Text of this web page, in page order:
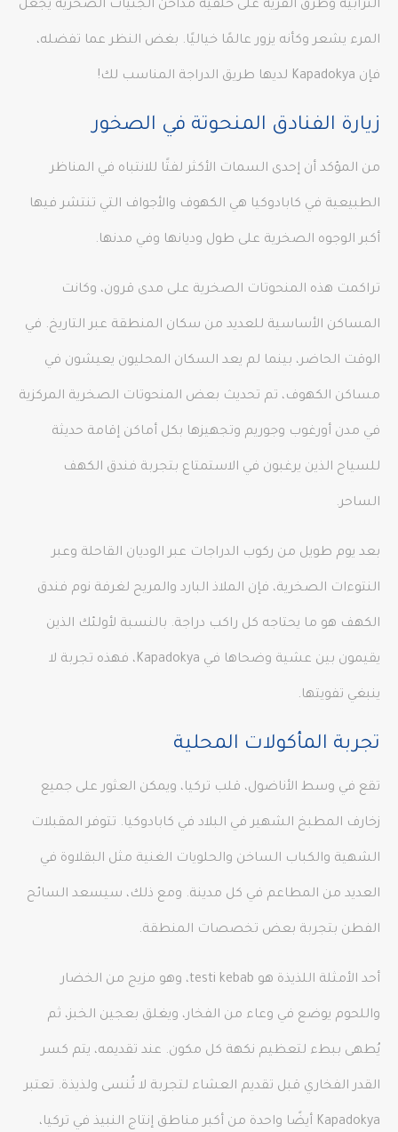
الترابية وطرق القرية على خلفية مداخن الجنيات الصخرية يجعل
المرء يشعر وكأنه يزور عالمًا خياليًا. بغض النظر عما تفضله،
فإن Kapadokya لديها طريق الدراجة المناسب لك!
زيارة الفنادق المنحوتة في الصخور
من المؤكد أن إحدى السمات الأكثر لفتًا للانتباه في المناظر
الطبيعية في كابادوكيا هي الكهوف والأجواف التي تنتشر فيها
أكبر الوجوه الصخرية على طول وديانها وفي مدنها.
تراكمت هذه المنحوتات الصخرية على مدى قرون، وكانت
المساكن الأساسية للعديد من سكان المنطقة عبر التاريخ. في
الوقت الحاضر، بينما لم يعد السكان المحليون يعيشون في
مساكن الكهوف، تم تحديث بعض المنحوتات الصخرية المركزية
في مدن أورغوب وجوريم وتجهيزها بكل أماكن إقامة حديثة
للسياح الذين يرغبون في الاستمتاع بتجربة فندق الكهف
الساحر.
بعد يوم طويل من ركوب الدراجات عبر الوديان القاحلة وعبر
النتوءات الصخرية، فإن الملاذ البارد والمريح لغرفة نوم فندق
الكهف هو ما يحتاجه كل راكب دراجة. بالنسبة لأولئك الذين
يقيمون بين عشية وضحاها في Kapadokya، فهذه تجربة لا
ينبغي تفويتها.
تجربة المأكولات المحلية
تقع في وسط الأناضول، قلب تركيا، ويمكن العثور على جميع
زخارف المطبخ الشهير في البلاد في كابادوكيا. تتوفر المقبلات
الشهية والكباب الساخن والحلويات الغنية مثل البقلاوة في
العديد من المطاعم في كل مدينة. ومع ذلك، سيسعد السائح
الفطن بتجربة بعض تخصصات المنطقة.
أحد الأمثلة اللذيذة هو testi kebab، وهو مزيج من الخضار
واللحوم يوضع في وعاء من الفخار، ويغلق بعجين الخبز، ثم
يُطهى ببطء لتعظيم نكهة كل مكون. عند تقديمه، يتم كسر
القدر الفخاري قبل تقديم العشاء لتجربة لا تُنسى ولذيذة. تعتبر
Kapadokya أيضًا واحدة من أكبر مناطق إنتاج النبيذ في تركيا،